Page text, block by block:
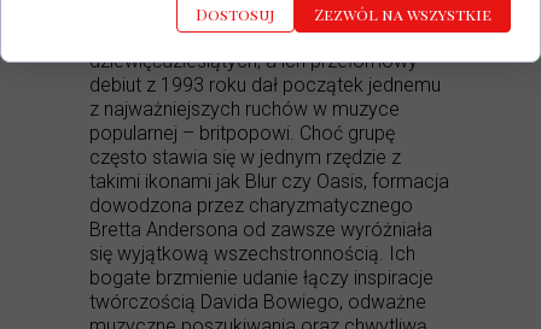
„Antidepressants”. Zespół zyskał
gigantyczny rozgłos na początku lat
dziewięćdziesiątych, a ich przełomowy
debiut z 1993 roku dał początek jednemu
z najważniejszych ruchów w muzyce
popularnej – britpopowi. Choć grupę
często stawia się w jednym rzędzie z
takimi ikonami jak Blur czy Oasis, formacja
dowodzona przez charyzmatycznego
Bretta Andersona od zawsze wyróżniała
się wyjątkową wszechstronnością. Ich
bogate brzmienie udanie łączy inspiracje
twórczością Davida Bowiego, odważne
Dostosuj Zezwól na wszystkie